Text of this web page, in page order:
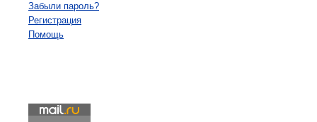
Забыли пароль?
Регистрация
Помощь